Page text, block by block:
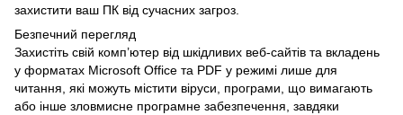
захистити ваш ПК від сучасних загроз.
Безпечний перегляд
Захистіть свій комп’ютер від шкідливих веб-сайтів та вкладень
у форматах Microsoft Office та PDF у режимі лише для
читання, які можуть містити віруси, програми, що вимагають
або інше зловмисне програмне забезпечення, завдяки